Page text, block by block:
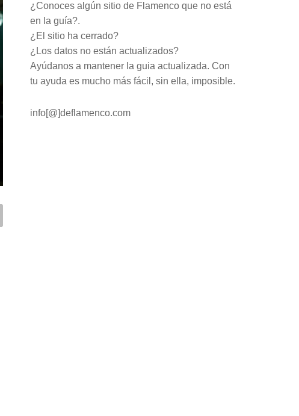
¿Conoces algún sitio de Flamenco que no está
en la guía?.
¿El sitio ha cerrado?
¿Los datos no están actualizados?
Ayúdanos a mantener la guia actualizada. Con
tu ayuda es mucho más fácil, sin ella, imposible.
info[@]deflamenco.com